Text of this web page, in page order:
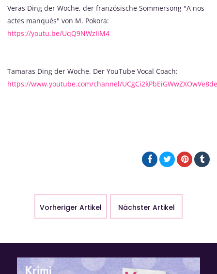
Veras Ding der Woche, der französische Sommersong "A nos
actes manqués" von M. Pokora:
https://youtu.be/UqQ9NWzIiM4
Tamaras Ding der Woche, Der YouTube Vocal Coach:
https://www.youtube.com/channel/
Vorheriger Artikel Nächster Artikel